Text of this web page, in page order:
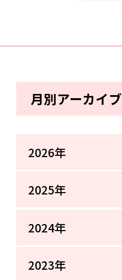
月別アーカイブ
2026年
2025年
2024年
2023年